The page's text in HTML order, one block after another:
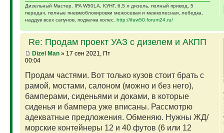
Дизельный Мастер. IFA W50LA, КУНГ, 6,5 л дизель, полный привод, 5
передач, полные пневмоблокировки межосевая и межколесная, лебедка,
наддув всех сапунов, подкачка колес. http://ifaw50.forum24.ru/
Re: Продам проект УАЗ с дизелем и АКПП
Dizel Man» 17 сен 2021, Пт
00:04
Продам частями. Вот только кузов стоит брать с
рамой, мостами, салоном (можно и без него),
бамперами, сиденьями и доками, в которые
сиденья и бампера уже вписаны. Рассмотрю
адекватные предложения. Обменяю. Нужны ЖД/
морские контейнеры 12 и 40 футов (6 или 12